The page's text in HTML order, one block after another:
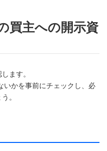
買主への開示資
ます。
かを事前にチェックし、必
。